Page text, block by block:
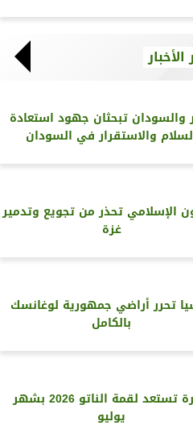
الأخبار
والسودان تبحثان جهود استعادة
والاستقرار في السودان
الإسلامي تحذر من تجويع وتدمير
غزة
تحرر أراضي جمهورية لوغانسك
بالكامل
أنقرة تستعد لقمة الناتو 2026 بشهر
يوليو